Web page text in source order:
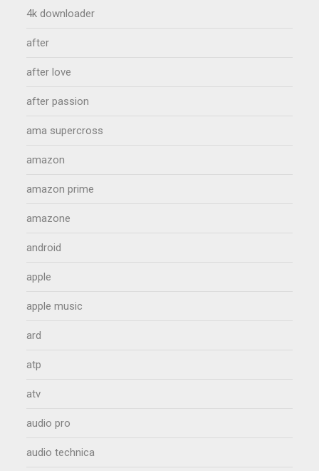
4k downloader
after
after love
after passion
ama supercross
amazon
amazon prime
amazone
android
apple
apple music
ard
atp
atv
audio pro
audio technica